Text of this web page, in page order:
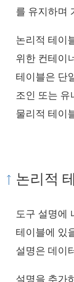
를 유지하며
논리적 테이
위한 컨테이
테이블은 단
조인 또는 유
물리적 테이
논리적
도구 설명에
테이블에 있
설명은 데이
설명을 추가